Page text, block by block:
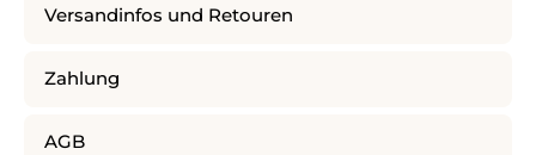
Versandinfos und Retouren
Zahlung
AGB